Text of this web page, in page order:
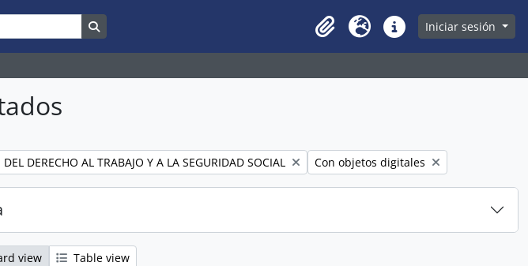
Clipboard
Idioma Enlaces rápidos
Iniciar sesión
DERECHO AL TRABAJO Y A LA SEGURIDAD SOCIAL Remove filter:
Con objetos digitales
view
Table view